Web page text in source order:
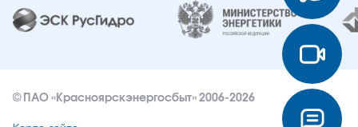
© ПАО «Красноярскэнергосбыт» 2006-2026